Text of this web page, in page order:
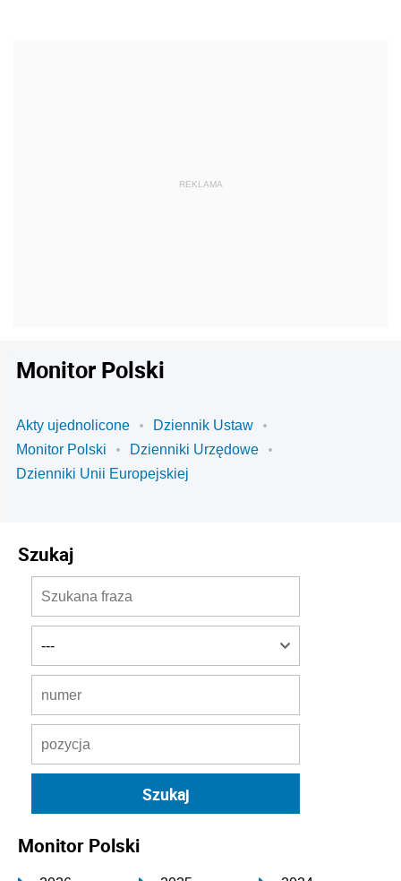
Monitor Polski
Akty ujednolicone
Dziennik Ustaw
Monitor Polski
Dzienniki Urzędowe
Dzienniki Unii Europejskiej
Szukaj
Monitor Polski